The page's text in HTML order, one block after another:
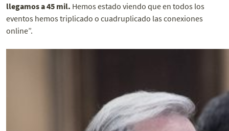
llegamos a 45 mil. Hemos estado viendo que en todos los
eventos hemos triplicado o cuadruplicado las conexiones
online”.